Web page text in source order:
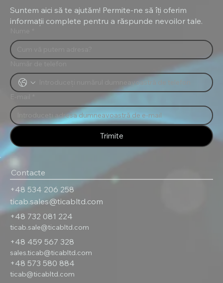
Contacte
+48 534 206 258
ticab.sales@ticabltd.com
+48 732 081 224
ticab.sale@ticabltd.com
+48 459 567 328
sales.ticab@ticabltd.com
+48 573 580 884
ticab@ticabltd.com
Suntem aici să te ajutăm! Permite-ne să îți oferim
informații complete pentru a răspunde nevoilor tale.
Trimite